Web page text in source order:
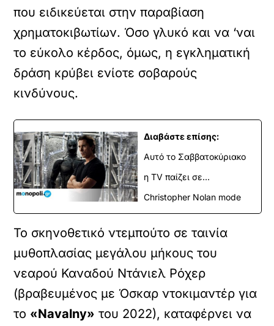
που ειδικεύεται στην παραβίαση
χρηματοκιβωτίων. Όσο γλυκό και να ‘ναι
το εύκολο κέρδος, όμως, η εγκληματική
δράση κρύβει ενίοτε σοβαρούς
κινδύνους.
Διαβάστε επίσης:
Αυτό το Σαββατοκύριακο
η TV παίζει σε...
Christopher Nolan mode
Το σκηνοθετικό ντεμπούτο σε ταινία
μυθοπλασίας μεγάλου μήκους του
νεαρού Καναδού Ντάνιελ Ρόχερ
(βραβευμένος με Όσκαρ ντοκιμαντέρ για
το «Navalny» του 2022), καταφέρνει να